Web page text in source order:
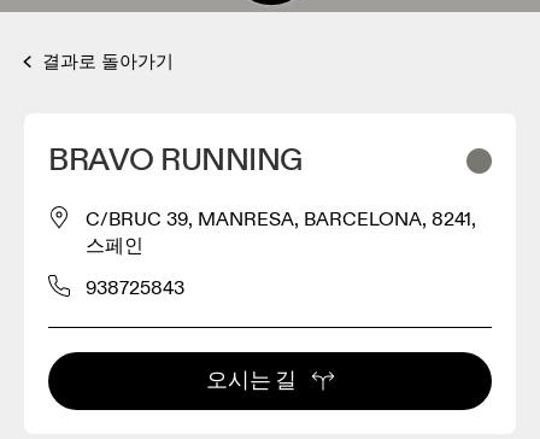
결과로 돌아가기
BRAVO RUNNING
C/BRUC 39, MANRESA, BARCELONA, 8241,
스페인
938725843
오시는 길